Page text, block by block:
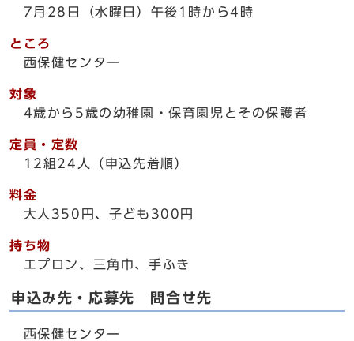
7月28日（水曜日）午後1時から4時
ところ
西保健センター
対象
4歳から5歳の幼稚園・保育園児とその保護者
定員・定数
12組24人（申込先着順）
料金
大人350円、子ども300円
持ち物
エプロン、三角巾、手ふき
申込み先・応募先 問合せ先
西保健センター